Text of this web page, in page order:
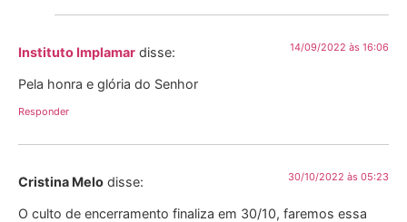
Instituto Implamar disse: 14/09/2022 às 16:06
Pela honra e glória do Senhor
Responder
Cristina Melo disse: 30/10/2022 às 05:23
O culto de encerramento finaliza em 30/10, faremos essa